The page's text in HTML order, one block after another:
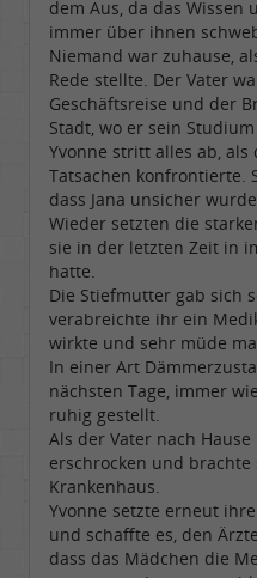
dem Aus, da das Wissen
immer über ihnen
Niemand war zuhause,
Rede stellte. Der Vater
Geschäftsreise und der
Stadt, wo er sein
Yvonne stritt alles ab,
Tatsachen konfrontierte.
dass Jana unsicher
Wieder setzten die
sie in der letzten Zeit in
hatte.
Die Stiefmutter gab sich
verabreichte ihr ein
wirkte und sehr müde
In einer Art
nächsten Tage, immer
ruhig gestellt.
Als der Vater nach
erschrocken und
Krankenhaus.
Yvonne setzte erneut
und schaffte es, den
dass das Mädchen die